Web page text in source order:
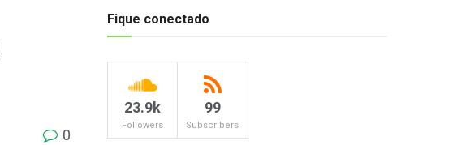
0
Fique conectado
23.9k
Followers
99
Subscribers